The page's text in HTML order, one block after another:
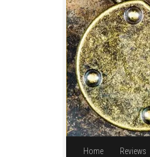
Home Reviews